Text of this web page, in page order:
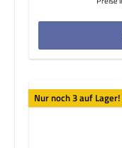
Nur noch 3 auf Lager!